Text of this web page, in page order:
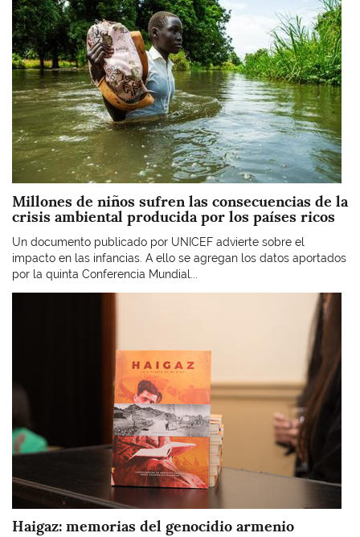
Millones de niños sufren las consecuencias de la
crisis ambiental producida por los países ricos
Un documento publicado por UNICEF advierte sobre el
impacto en las infancias. A ello se agregan los datos aportados
por la quinta Conferencia Mundial...
Haigaz: memorias del genocidio armenio